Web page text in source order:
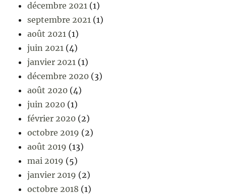
décembre 2021 (1)
septembre 2021 (1)
août 2021 (1)
juin 2021 (4)
janvier 2021 (1)
décembre 2020 (3)
août 2020 (4)
juin 2020 (1)
février 2020 (2)
octobre 2019 (2)
août 2019 (13)
mai 2019 (5)
janvier 2019 (2)
octobre 2018 (1)